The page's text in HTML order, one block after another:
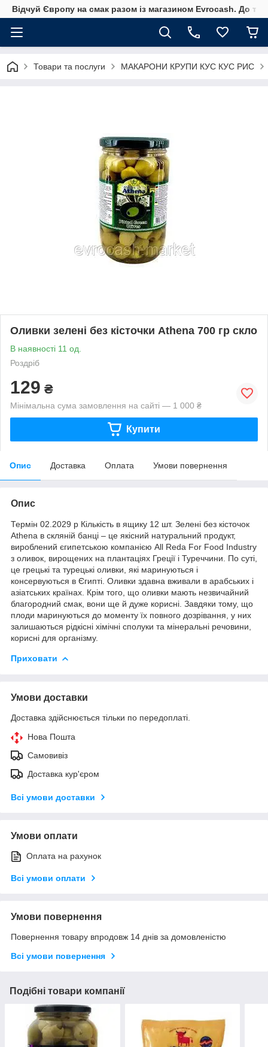
Відчуй Європу на смак разом із магазином Evrocash. До
Товари та послуги МАКАРОНИ КРУПИ КУС КУС РИС
Оливки зелені без кісточки Athena 700 гр скло
В наявності 11 од.
Роздріб
129 ₴
Мінімальна сума замовлення на сайті — 1 000 ₴
Купити
Опис Доставка Оплата Умови повернення
Опис
Термін 02.2029 р Кількість в ящику 12 шт. Зелені без кісточок
Athena в скляній банці – це якісний натуральний продукт,
вироблений єгипетською компанією All Reda For Food Industry
з оливок, вирощених на плантаціях Греції і Туреччини. По суті,
це грецькі та турецькі оливки, які маринуються і
консервуються в Єгипті. Оливки здавна вживали в арабських і
азіатських країнах. Крім того, що оливки мають незвичайний
благородний смак, вони ще й дуже корисні. Завдяки тому, що
плоди маринуються до моменту їх повного дозрівання, у них
залишаються рідкісні хімічні сполуки та мінеральні речовини,
корисні для організму.
Приховати
Умови доставки
Доставка здійснюється тільки по передоплаті.
Нова Пошта
Самовивіз
Доставка кур'єром
Всі умови доставки
Умови оплати
Оплата на рахунок
Всі умови оплати
Умови повернення
Повернення товару впродовж 14 днів за домовленістю
Всі умови повернення
Подібні товари компанії